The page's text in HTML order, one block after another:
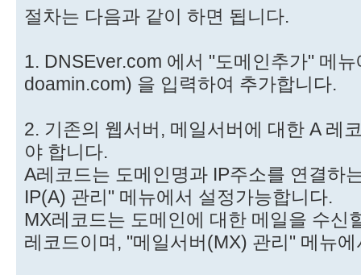
절차는 다음과 같이 하면 됩니다.
1. DNSEver.com 에서 "도메인추가" 메
doamin.com) 을 입력하여 추가합니다.
2. 기존의 웹서버, 메일서버에 대한 A 레
야 합니다.
A레코드는 도메인명과 IP주소를 연결하
IP(A) 관리" 메뉴에서 설정가능합니다.
MX레코드는 도메인에 대한 메일을 수신
레코드이며, "메일서버(MX) 관리" 메뉴